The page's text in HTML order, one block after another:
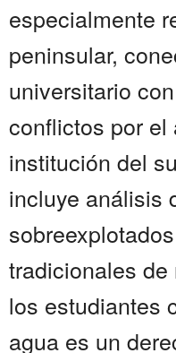
especialmente
peninsular,
universitario
conflictos por el
institución del
incluye análisis
tradicionales
los estudiantes
agua es un